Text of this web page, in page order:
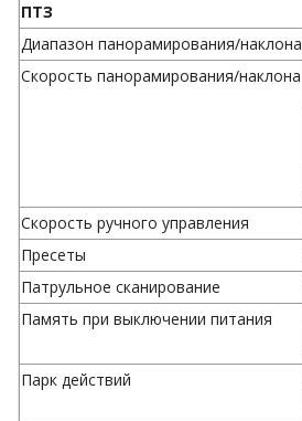
ПТЗ
Диапазон панорамирования/наклона
Скорость панорамирования/наклона
Скорость ручного управления
Пресеты
Патрульное сканирование
Память при выключении питания
Парк действий